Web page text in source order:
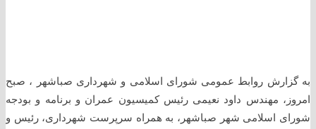
به گزارش روابط عمومی شورای اسلامی و شهرداری صباشهر ، صبح
امروز، مهندس داود نعیمی رئیس کمیسیون عمران و برنامه و بودجه
شورای اسلامی شهر صباشهر، به همراه سرپرست شهرداری، رئیس و